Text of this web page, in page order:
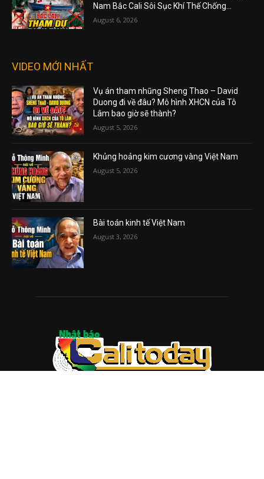
Nam Bắc Cali Sôi Sục Khí Thế Chống...
August 6, 2026
VIDEO MỚI NHẤT
Vụ án tham nhũng Sheng Thao – David
Duong đi về đâu? Mô hình XHCN của Tô
Lâm bao giờ sẽ thành?
August 5, 2026
Khủng hoảng kim cương vàng Việt Nam
August 5, 2026
Bài toán kinh tế Việt Nam
August 3, 2026